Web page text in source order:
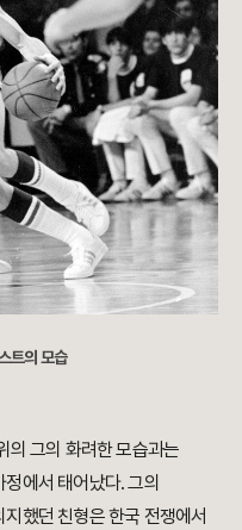
트의 모습
의 그의 화려한 모습과는
에서 태어났다. 그의
했던 친형은 한국 전쟁에서